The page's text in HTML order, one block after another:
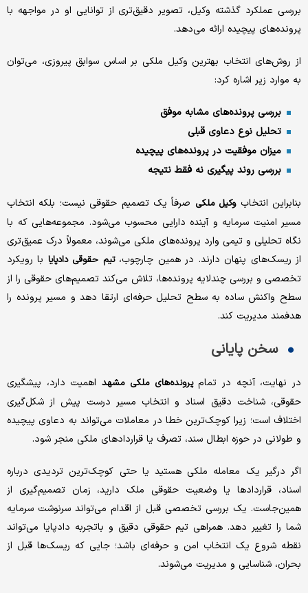
بررسی عملکرد گذشته وکیل، تصویر دقیق‌تری از توانایی او در مواجهه با
پرونده‌های پیچیده ارائه می‌دهد.
از روش‌های انتخاب بهترین وکیل ملکی بر اساس سوابق پیروزی، می‌توان
به موارد زیر اشاره کرد:
بررسی پرونده‌های مشابه موفق
تحلیل نوع دعاوی قبلی
میزان موفقیت در پرونده‌های پیچیده
بررسی روند پیگیری نه فقط نتیجه
بنابراین انتخابوکیل ملکی صرفاً یک تصمیم حقوقی نیست؛ بلکه انتخاب
مسیر امنیت سرمایه و آینده دارایی محسوب می‌شود. مجموعه‌هایی که با
نگاه تحلیلی و تیمی وارد پرونده‌های ملکی می‌شوند، معمولاً درک عمیق‌تری
از ریسک‌های پنهان دارند. در همین چارچوب،تیم حقوقی دادپایا با رویکرد
تخصصی و بررسی چندلایه پرونده‌ها، تلاش می‌کند تصمیم‌های حقوقی را از
سطح واکنش ساده به سطح تحلیل حرفه‌ای ارتقا دهد و مسیر پرونده را
هدفمند مدیریت کند.
سخن پایانی
در نهایت، آنچه در تمامپرونده‌های ملکی مشهداهمیت دارد، پیشگیری
حقوقی، شناخت دقیق اسناد و انتخاب مسیر درست پیش از شکل‌گیری
اختلاف است؛ زیرا کوچک‌ترین خطا در معاملات می‌تواند به دعاوی پیچیده
و طولانی در حوزه ابطال سند، تصرف یا قراردادهای ملکی منجر شود.
اگر درگیر یک معامله ملکی هستید یا حتی کوچک‌ترین تردیدی درباره
اسناد، قراردادها یا وضعیت حقوقی ملک دارید، زمان تصمیم‌گیری از
همین‌جاست. یک بررسی تخصصی قبل از اقدام می‌تواند سرنوشت سرمایه
شما را تغییر دهد. همراهی تیم حقوقی دقیق و باتجربه دادپایا می‌تواند
نقطه شروع یک انتخاب امن و حرفه‌ای باشد؛ جایی که ریسک‌ها قبل از
بحران، شناسایی و مدیریت می‌شوند.